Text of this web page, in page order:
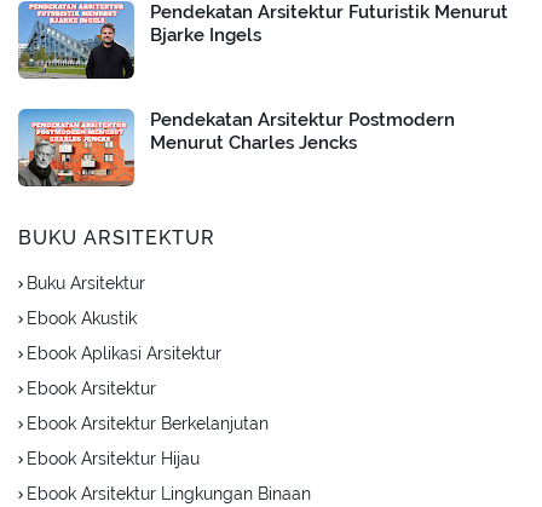
Pendekatan Arsitektur Futuristik Menurut
Bjarke Ingels
Pendekatan Arsitektur Postmodern
Menurut Charles Jencks
BUKU ARSITEKTUR
Buku Arsitektur
Ebook Akustik
Ebook Aplikasi Arsitektur
Ebook Arsitektur
Ebook Arsitektur Berkelanjutan
Ebook Arsitektur Hijau
Ebook Arsitektur Lingkungan Binaan